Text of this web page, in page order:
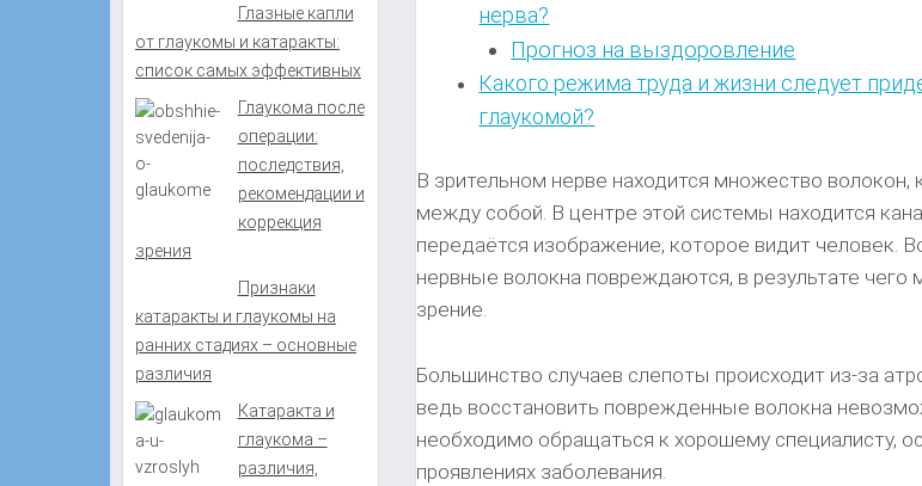
нерва?
Прогноз на выздоровление
Какого режима труда и жизни следует
глаукомой?
В зрительном нерве находится множество
между собой. В центре этой системы находится
передаётся изображение, которое видит человек.
нервные волокна повреждаются, в результате
зрение.
Большинство случаев слепоты происходит из-за
ведь восстановить поврежденные волокна
необходимо обращаться к хорошему специалисту,
проявлениях заболевания.
Глазные капли
от глаукомы и катаракты:
список самых эффективных
Глаукома после
операции:
последствия,
рекомендации и
коррекция
зрения
Признаки
катаракты и глаукомы на
ранних стадиях – основные
различия
Катаракта и
глаукома –
различия,